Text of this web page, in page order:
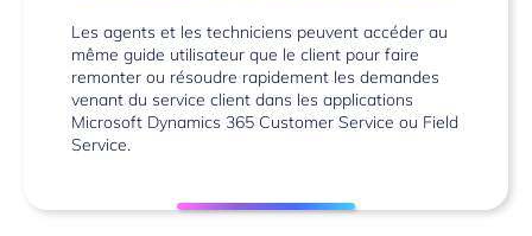
Les agents et les techniciens peuvent accéder au
même guide utilisateur que le client pour faire
remonter ou résoudre rapidement les demandes
venant du service client dans les applications
Microsoft Dynamics 365 Customer Service ou Field
Service.